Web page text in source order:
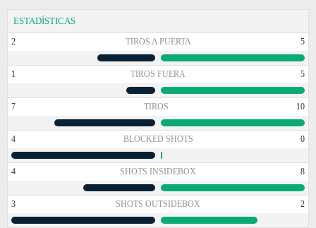
ESTADÍSTICAS
2 TIROS A PUERTA 5
1 TIROS FUERA 5
7 TIROS 10
4 BLOCKED SHOTS 0
4 SHOTS INSIDEBOX 8
3 SHOTS OUTSIDEBOX 2